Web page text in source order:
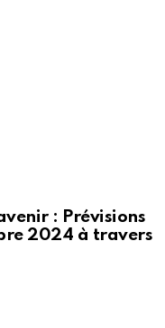
: Prévisions
2024 à travers